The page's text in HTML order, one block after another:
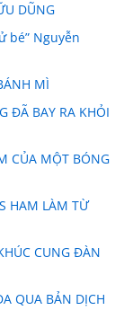
DŨNG
bé” Nguyễn
MÌ
ĐÃ BAY RA KHỎI
CỦA MỘT BÓNG
HAM LÀM TỪ
CUNG ĐÀN
QUA BẢN DỊCH